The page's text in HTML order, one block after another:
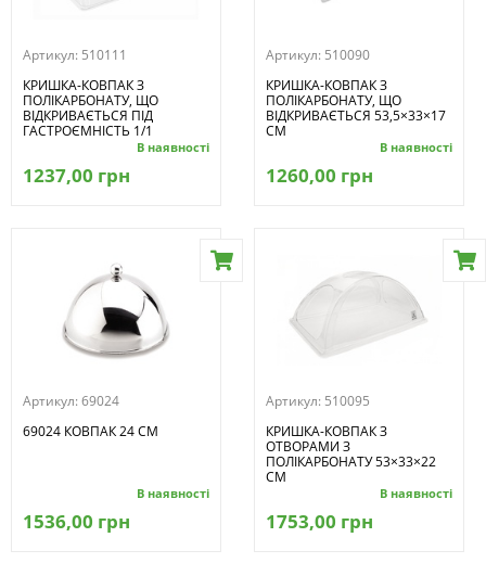
Артикул: 510111
КРИШКА-КОВПАК З
ПОЛІКАРБОНАТУ, ЩО
ВІДКРИВАЄТЬСЯ ПІД
ГАСТРОЄМНІСТЬ 1/1
В наявності
1237,00 грн
Артикул: 510090
КРИШКА-КОВПАК З
ПОЛІКАРБОНАТУ, ЩО
ВІДКРИВАЄТЬСЯ 53,5×33×17
СМ
В наявності
1260,00 грн
Артикул: 69024
69024 КОВПАК 24 СМ
В наявності
1536,00 грн
Артикул: 510095
КРИШКА-КОВПАК З
ОТВОРАМИ З
ПОЛІКАРБОНАТУ 53×33×22
СМ
В наявності
1753,00 грн